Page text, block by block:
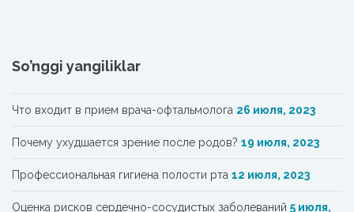
So’nggi yangiliklar
Что входит в прием врача-офтальмолога 26 июля, 2023
Почему ухудшается зрение после родов? 19 июля, 2023
Профессиональная гигиена полости рта 12 июля, 2023
Oценка рисков сердечно-сосудистых заболеваний 5 июля,